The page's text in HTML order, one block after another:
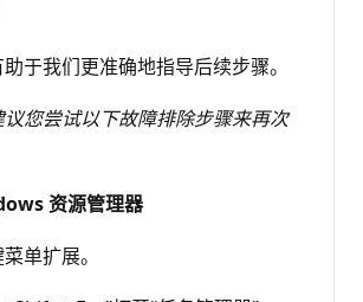
于我们更准确地指导后续步骤。
您尝试以下故障排除步骤来再次
资源管理器
单扩展。